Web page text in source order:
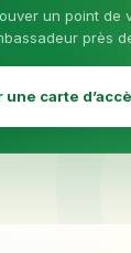
un point de
près
une carte